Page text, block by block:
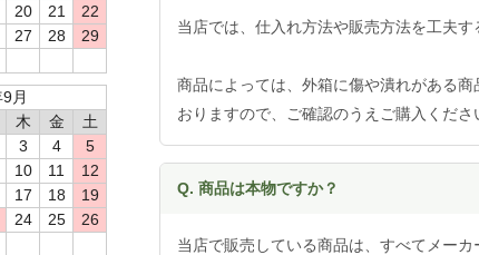
20 21
22
27 28
29
月
木 金
土
3 4
5
10 11
12
17 18
19
24 25
26
当店では、仕入れ方法や販売方法を工夫
商品によっては、外箱に傷や潰れがある
おりますので、ご確認のうえご購入くださ
Q. 商品は本物ですか？
当店で販売している商品は、すべてメーカ